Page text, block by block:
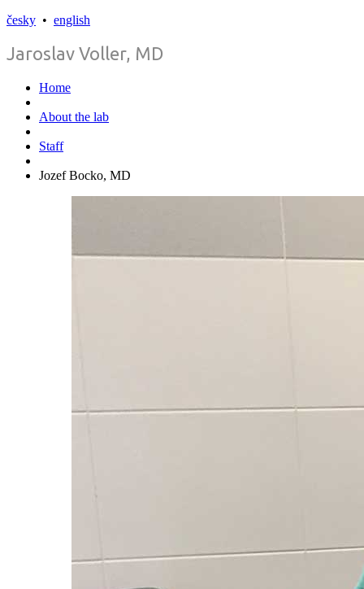
česky • english
Jaroslav Voller, MD
Home
About the lab
Staff
Jozef Bocko, MD